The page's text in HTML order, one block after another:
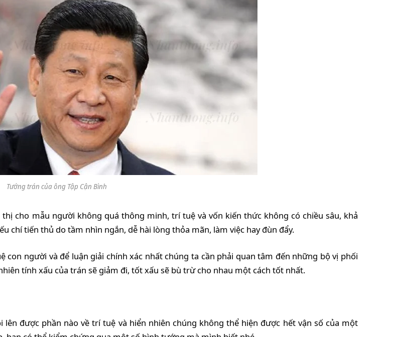
Tướng trán của ông Tập Cận Bình
cho mẫu người không quá thông minh, trí tuệ và vốn kiến thức không có chiều sâu, khả
chí tiến thủ do tầm nhìn ngắn, dễ hài lòng thỏa mãn, làm việc hay đùn đẩy.
người và để luận giải chính xác nhất chúng ta cần phải quan tâm đến những bộ vị phối
tính xấu của trán sẽ giảm đi, tốt xấu sẽ bù trừ cho nhau một cách tốt nhất.
được phần nào về trí tuệ và hiển nhiên chúng không thể hiện được hết vận số của một